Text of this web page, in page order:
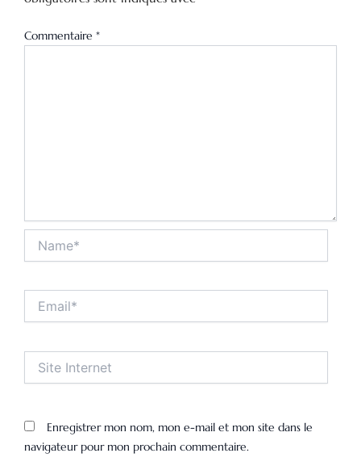
Commentaire *
Internet
Enregistrer mon nom, mon e-mail et mon site dans le
navigateur pour mon prochain commentaire.